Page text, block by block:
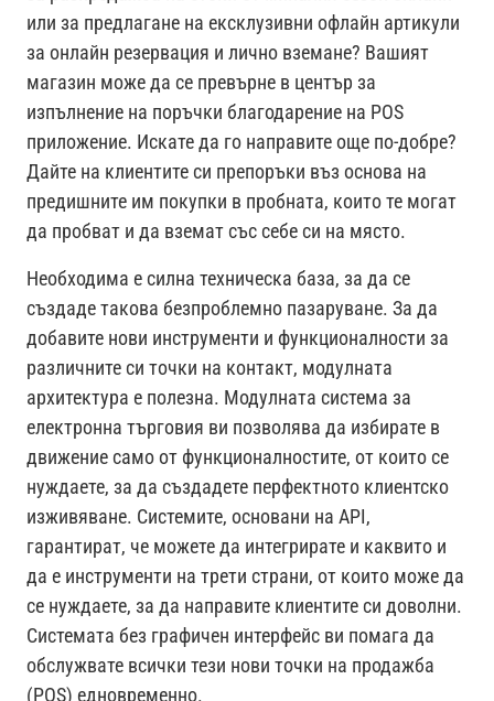
или за предлагане на ексклузивни офлайн артикули
за онлайн резервация и лично вземане? Вашият
магазин може да се превърне в център за
изпълнение на поръчки благодарение на POS
приложение. Искате да го направите още по-добре?
Дайте на клиентите си препоръки въз основа на
предишните им покупки в пробната, които те могат
да пробват и да вземат със себе си на място.
Необходима е силна техническа база, за да се
създаде такова безпроблемно пазаруване. За да
добавите нови инструменти и функционалности за
различните си точки на контакт, модулната
архитектура е полезна. Модулната система за
електронна търговия ви позволява да избирате в
движение само от функционалностите, от които се
нуждаете, за да създадете перфектното клиентско
изживяване. Системите, основани на API,
гарантират, че можете да интегрирате и каквито и
да е инструменти на трети страни, от които може да
се нуждаете, за да направите клиентите си доволни.
Системата без графичен интерфейс ви помага да
обслужвате всички тези нови точки на продажба
(POS) едновременно.